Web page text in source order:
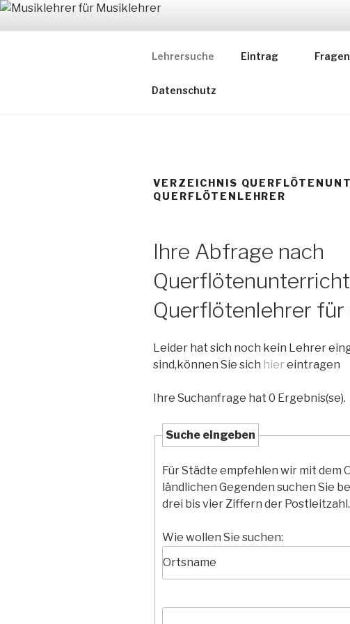
Zum
Lehrersuche Eintrag Fragen
Datenschutz
VERZEICHNIS
QUERFLÖTENLEHRER
Ihre Abfrage nach
Querflötenlehrer für
Leider hat sich noch kein Lehrer
sind,können Sie sich hier eintragen
Ihre Suchanfrage hat 0 Ergebnis(se).
Suche eingeben
Für Städte empfehlen wir mit dem
ländlichen Gegenden suchen Sie
drei bis vier Ziffern der Postleitzahl.
Wie wollen Sie suchen: